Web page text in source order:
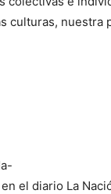
culturas, nuestra
el diario La